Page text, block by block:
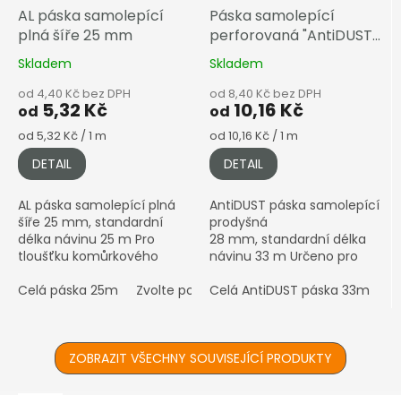
AL páska samolepící
plná šíře 25 mm
Skladem
od 4,40 Kč bez DPH
od 5,32 Kč
Měrná
cena:
od 5,32 Kč / 1 m
DETAIL
AL páska samolepící plná
šíře 25 mm, standardní
délka návinu 25 m Pro
tloušťku komůrkového
Hliníková (stříbrná)
Celá páska 25m Zvolte počet metrů
Páska samolepící
perforovaná "AntiDUST"
šíře 28 mm
Skladem
od 8,40 Kč bez DPH
od 10,16 Kč
Měrná
cena:
od 10,16 Kč / 1 m
DETAIL
AntiDUST páska samolepící
prodyšná
28 mm, standardní délka
návinu 33 m Určeno pro
4–10 mm • Prodyšná páska
Celá AntiDUST páska 33m
ZOBRAZIT VŠECHNY SOUVISEJÍCÍ PRODUKTY